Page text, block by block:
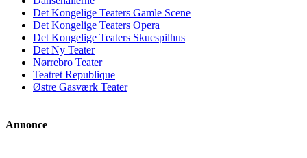
Det Kongelige Teaters Gamle Scene
Det Kongelige Teaters Opera
Det Kongelige Teaters Skuespilhus
Det Ny Teater
Nørrebro Teater
Teatret Republique
Østre Gasværk Teater
Annonce